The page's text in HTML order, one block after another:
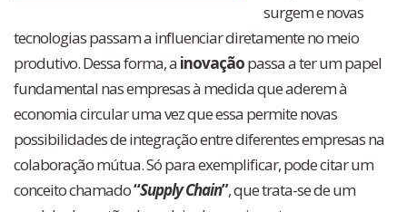
surgem e novas
tecnologias passam a influenciar diretamente no meio
produtivo. Dessa forma, a inovaçãopassa a ter um papel
fundamental nas empresas à medida que aderem à
economia circular uma vez que essa permite novas
possibilidades de integração entre diferentes empresas na
colaboração mútua. Só para exemplificar, pode citar um
conceito chamado“Supply Chain”, que trata-se de um